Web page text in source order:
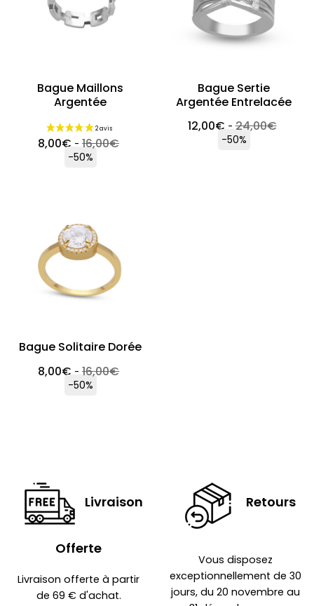
Bague Maillons
Argentée
8,00€ -16,00€
-50%
Bague Sertie
Argentée Entrelacée
12,00€ -24,00€
-50%
Bague Solitaire Dorée
8,00€ -16,00€
-50%
Livraison
Offerte
Livraison offerte à partir
de 69 € d'achat.
Retours
Vous disposez
exceptionnellement de 30
jours, du 20 novembre au